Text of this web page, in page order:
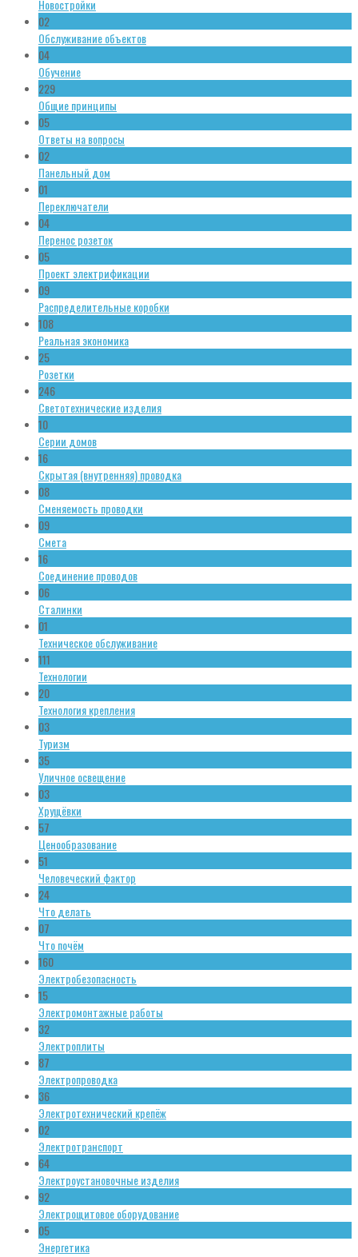
Новостройки
02
Обслуживание объектов
04
Обучение
229
Общие принципы
05
Ответы на вопросы
02
Панельный дом
01
Переключатели
04
Перенос розеток
05
Проект электрификации
09
Распределительные коробки
108
Реальная экономика
25
Розетки
246
Светотехнические изделия
10
Серии домов
16
Скрытая (внутренняя) проводка
08
Сменяемость проводки
09
Смета
16
Соединение проводов
06
Сталинки
01
Техническое обслуживание
111
Технологии
20
Технология крепления
03
Туризм
35
Уличное освещение
03
Хрущёвки
57
Ценообразование
51
Человеческий фактор
24
Что делать
07
Что почём
160
Электробезопасность
15
Электромонтажные работы
32
Электроплиты
87
Электропроводка
36
Электротехнический крепёж
02
Электротранспорт
64
Электроустановочные изделия
92
Электрощитовое оборудование
05
Энергетика